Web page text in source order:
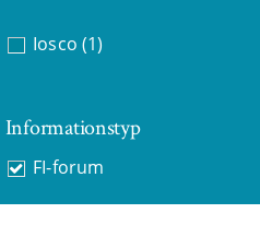
Iosco (1)
Informationstyp
FI-forum